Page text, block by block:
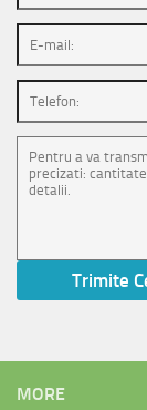
MORE